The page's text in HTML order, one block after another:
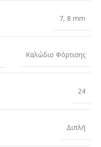
7, 8 mm
Καλώδιο Φόρτισης
24
Διπλή